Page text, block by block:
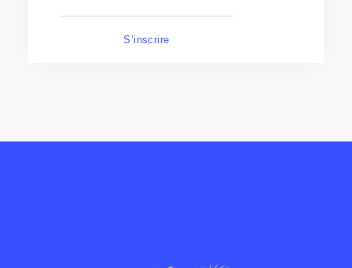
S’inscrire